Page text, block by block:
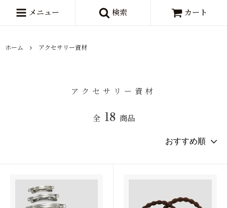
メニュー 検索 カート
ホーム アクセサリー資材
アクセサリー資材
全 18 商品